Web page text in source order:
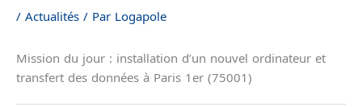
/ Actualités / Par Logapole
Mission du jour : installation d’un nouvel ordinateur et
transfert des données à Paris 1er (75001)